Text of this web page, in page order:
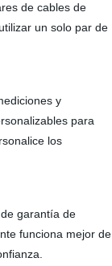
de cables de
un solo par de
y
para
los
garantía de
funciona mejor de